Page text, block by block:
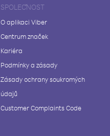
SPOLEČNOST
O aplikaci Viber
Centrum značek
Kariéra
Podmínky a zásady
Zásady ochrany soukromých
údajů
Customer Complaints Code